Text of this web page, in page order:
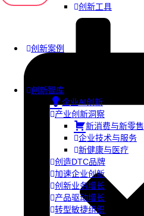
创新工具
创新案例
创新智库
企业AI创新
产业创新洞察
新消费与新零售
企业技术与服务
新健康与医疗
创造DTC品牌
加速企业创新
创新业务增长
产品驱动增长
转型敏捷组织